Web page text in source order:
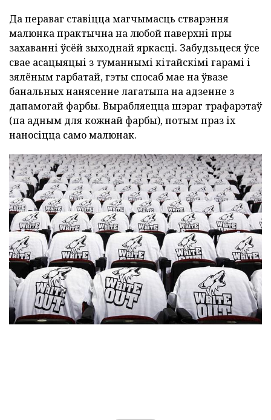
Да пераваг ставіцца магчымасць стварэння
малюнка практычна на любой паверхні пры
захаванні ўсёй зыходнай яркасці. Забудзьцеся ўсе
свае асацыяцыі з туманнымі кітайскімі гарамі і
зялёным гарбатай, гэты спосаб мае на ўвазе
банальных нанясенне лагатыпа на адзенне з
дапамогай фарбы. Вырабляецца шэраг трафарэтаў
(па адным для кожнай фарбы), потым праз іх
наносіцца само малюнак.